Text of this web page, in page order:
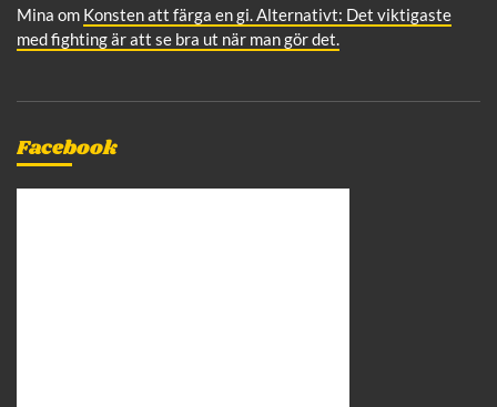
Mina om Konsten att färga en gi. Alternativt: Det viktigaste
med fighting är att se bra ut när man gör det.
Facebook